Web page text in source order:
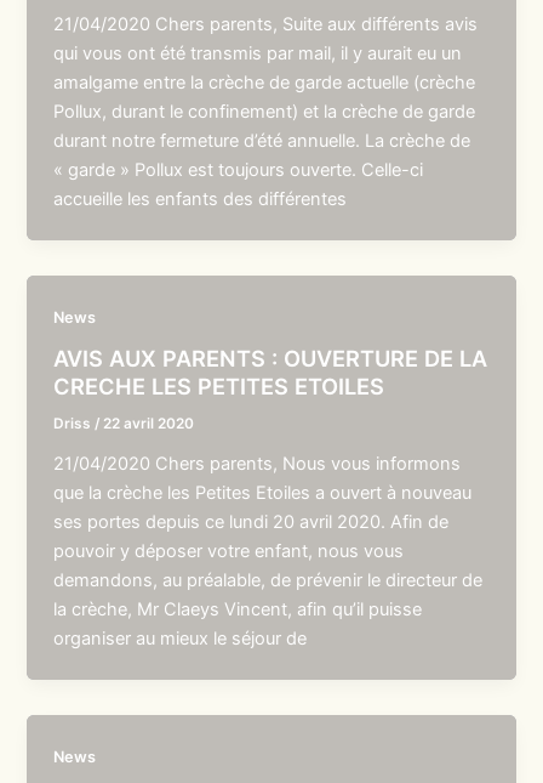
21/04/2020 Chers parents, Suite aux différents avis
qui vous ont été transmis par mail, il y aurait eu un
amalgame entre la crèche de garde actuelle (crèche
Pollux, durant le confinement) et la crèche de garde
durant notre fermeture d’été annuelle. La crèche de
« garde » Pollux est toujours ouverte. Celle-ci
accueille les enfants des différentes
News
AVIS AUX PARENTS : OUVERTURE DE LA
CRECHE LES PETITES ETOILES
Driss / 22 avril 2020
21/04/2020 Chers parents, Nous vous informons
que la crèche les Petites Etoiles a ouvert à nouveau
ses portes depuis ce lundi 20 avril 2020. Afin de
pouvoir y déposer votre enfant, nous vous
demandons, au préalable, de prévenir le directeur de
la crèche, Mr Claeys Vincent, afin qu’il puisse
organiser au mieux le séjour de
News